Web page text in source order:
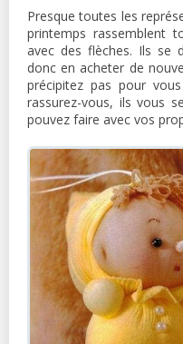
Presque toutes les
printemps rassemblent
avec des flèches. Ils se
donc en acheter de
précipitez pas pour
rassurez-vous, ils vous
pouvez faire avec vos